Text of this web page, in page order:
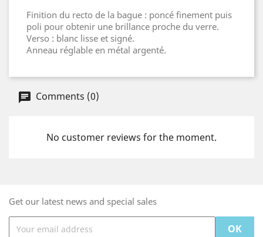
Finition du recto de la bague : poncé finement puis
poli pour obtenir une brillance proche du verre.
Verso : blanc lisse et signé.
Anneau réglable en métal argenté.
Comments (0)
No customer reviews for the moment.
Get our latest news and special sales